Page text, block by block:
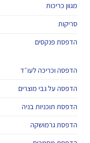
מגוון כריכות
סריקות
הדפסת פנקסים
הדפסה וכריכה לעו״ד
הדפסה על גבי מוצרים
הדפסת תוכניות בניה
הדפסת גרמושקה